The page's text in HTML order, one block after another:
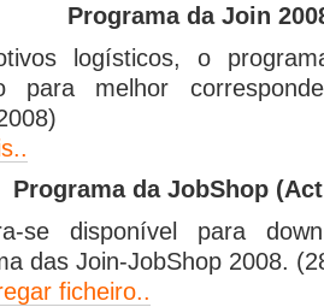
Programa da Join
logísticos, o
para melhor
Programa da JobShop
se disponível para
das Join-JobShop 2008.
ficheiro..